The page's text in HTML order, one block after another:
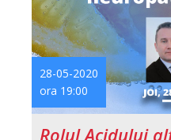
28-05-2020
ora 19:00
Rolul Acidului